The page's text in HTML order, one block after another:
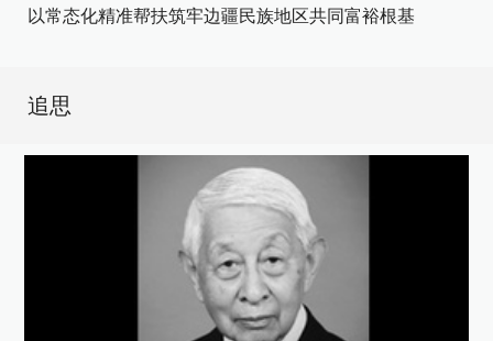
以常态化精准帮扶筑牢边疆民族地区共同富裕根基
追思